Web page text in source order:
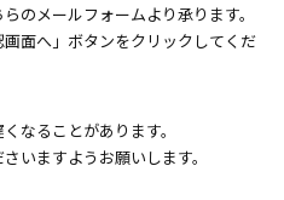
のメールフォームより承ります。
面へ」ボタンをクリックしてくだ
なることがあります。
いますようお願いします。